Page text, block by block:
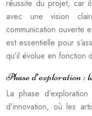
réussite du projet, car
avec une vision
communication ouverte
est essentielle pour
qu’il évolue en fonction
Phase d’exploration :
La phase
d’innovation, où les